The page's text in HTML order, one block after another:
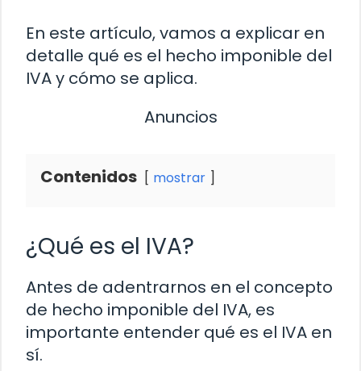
En este artículo, vamos a explicar en
detalle qué es el hecho imponible del
IVA y cómo se aplica.
Anuncios
Contenidos mostrar
¿Qué es el IVA?
Antes de adentrarnos en el concepto
de hecho imponible del IVA, es
importante entender qué es el IVA en
sí.